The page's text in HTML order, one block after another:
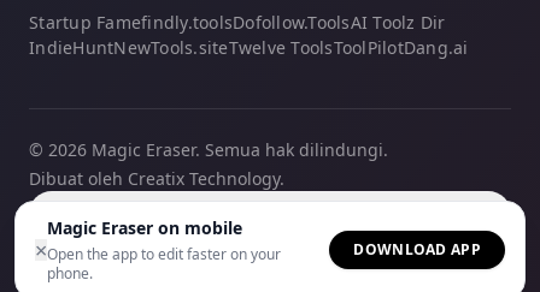
×
Magic Eraser on mobile
Open the app to edit faster on your
phone.
DOWNLOAD APP
Startup Famefindly.toolsDofollow.ToolsAI Toolz Dir
IndieHuntNewTools.siteTwelve ToolsToolPilotDang.ai
© 2026 Magic Eraser. Semua hak dilindungi.
Dibuat oleh Creatix Technology.